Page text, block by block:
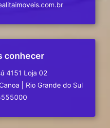
conhecer
4151 Loja 02
Rio Grande do Sul